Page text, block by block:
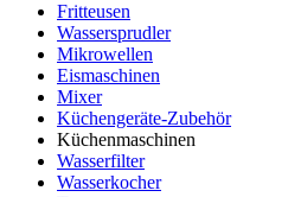
Fritteusen
Wassersprudler
Mikrowellen
Eismaschinen
Mixer
Küchengeräte-Zubehör
Küchenmaschinen
Wasserfilter
Wasserkocher